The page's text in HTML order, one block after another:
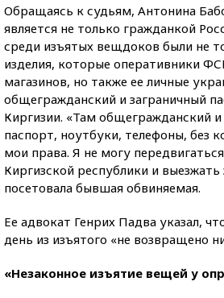
Обращаясь к судьям, Антонина
является не только гражданкой
среди изъятых вещдоков были не
изделия, которые оперативники
магазинов, но также ее личные
общегражданский и заграничный
Киргизии. «Там общегражданский и
паспорт, ноутбуки, телефоны, без
мои права. Я не могу
Киргизской республики и
посетовала бывшая обвиняемая.
Ее адвокат Генрих Падва указал,
день из изъятого «не возвращено
«Незаконное изъятие вещей у